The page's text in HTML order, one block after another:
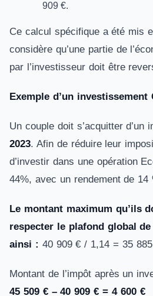
909 €.
Ce calcul spécifique a été mis
considère qu’une partie de
par l’investisseur doit être
Exemple d’un
Un couple doit s’acquitter d’un
2023. Afin de réduire leur
d’investir dans une opération
44%, avec un rendement de 14
Le montant maximum qu’ils
respecter le plafond global
ainsi : 40 909 € / 1,14 = 35
Montant de l’impôt après un
45 509 € – 40 909 € = 4 600 €